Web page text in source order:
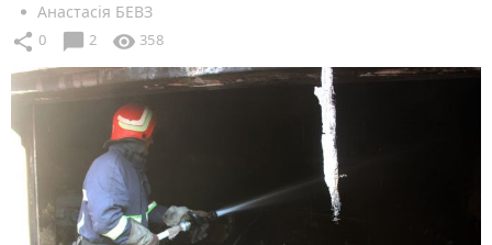
Анастасія БЕВЗ
share 0 chat_bubble 2 visibility 358